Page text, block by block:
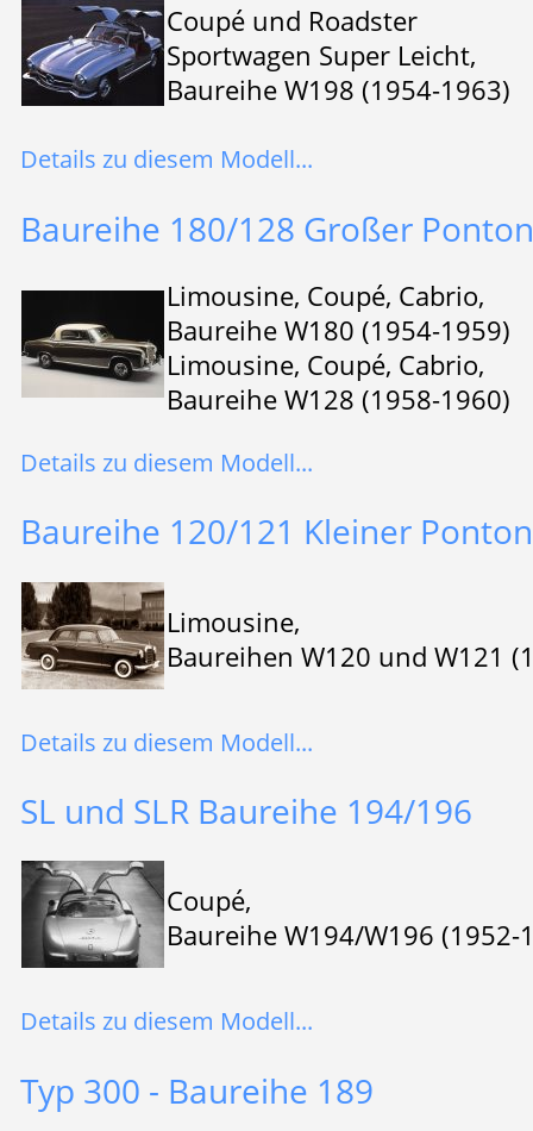
Coupé und Roadster
Sportwagen Super Leicht,
Baureihe W198 (1954-1963)
Details zu diesem Modell...
Baureihe 180/128 Großer Ponton
Limousine, Coupé, Cabrio,
Baureihe W180 (1954-1959)
Limousine, Coupé, Cabrio,
Baureihe W128 (1958-1960)
Details zu diesem Modell...
Baureihe 120/121 Kleiner Ponton
Limousine,
Baureihen W120 und W121
Details zu diesem Modell...
SL und SLR Baureihe 194/196
Coupé,
Baureihe W194/W196 (1952-
Details zu diesem Modell...
Typ 300 - Baureihe 189